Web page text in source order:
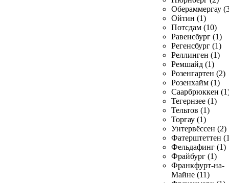
Обераммергау
Ойтин (1)
Потсдам (10)
Равенсбург (1)
Регенсбург (1)
Реллинген (1)
Ремшайд (1)
Розенгартен (2)
Розенхайм (1)
Саарбрюккен
Тегернзее (1)
Тельтов (1)
Торгау (1)
Унтервёссен (2)
Фатерштеттен
Фельдафинг (1)
Фрайбург (1)
Франкфурт-на-
Майне (11)